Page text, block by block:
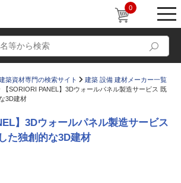
0
築資材専門の検索サイト
建築 設備 建材メーカー一覧
【SORIORI PANEL】3Dウォールパネル製造サービス 既
3D建材
】3Dウォールパネル製造サービス
た独創的な3D建材